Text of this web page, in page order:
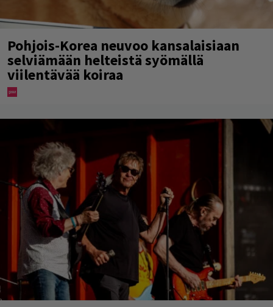
Pohjois-Korea neuvoo kansalaisiaan
selviämään helteistä syömällä
viilentävää koiraa